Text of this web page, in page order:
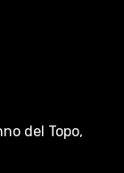
del Topo,